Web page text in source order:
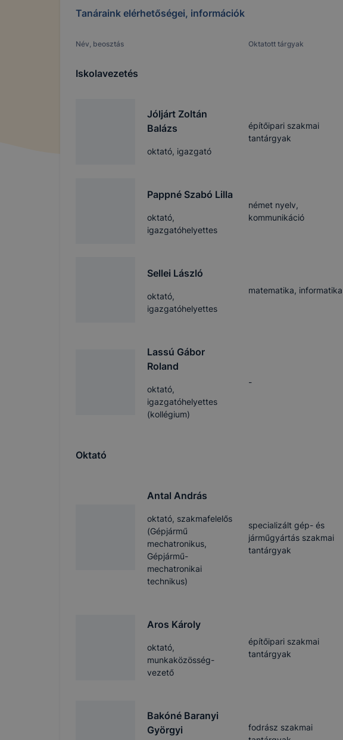
Tanáraink elérhetőségei, információk
Név, beosztás Oktatott tárgyak
Iskolavezetés
Jóljárt Zoltán
Balázs
oktató, igazgató
építőipari szakmai
tantárgyak
Pappné Szabó Lilla
oktató,
igazgatóhelyettes
német nyelv,
kommunikáció
Sellei László
oktató,
igazgatóhelyettes
matematika, informatika
Lassú Gábor
Roland
oktató,
igazgatóhelyettes
(kollégium)
-
Oktató
Antal András
oktató, szakmafelelős
(Gépjármű
mechatronikus,
Gépjármű-
mechatronikai
technikus)
specializált gép- és
járműgyártás szakmai
tantárgyak
Aros Károly
oktató,
munkaközösség-
vezető
építőipari szakmai
tantárgyak
Bakóné Baranyi
Györgyi
fodrász szakmai